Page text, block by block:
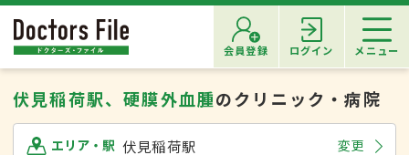
会員登録 ログイン メニュー
伏見稲荷駅、硬膜外血腫のクリニック・病院
エリア・駅 伏見稲荷駅 変更